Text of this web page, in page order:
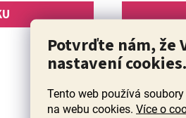
Potvrďte nám, že
nastavení cookies.
Tento web používá
na webu cookies. Více o